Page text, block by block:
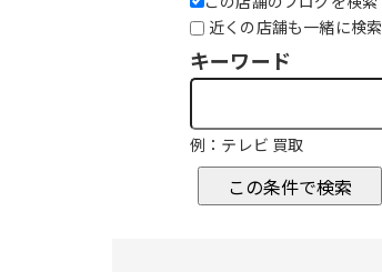
近くの店舗も一緒に検索
キーワード
例：テレビ 買取
この条件で検索